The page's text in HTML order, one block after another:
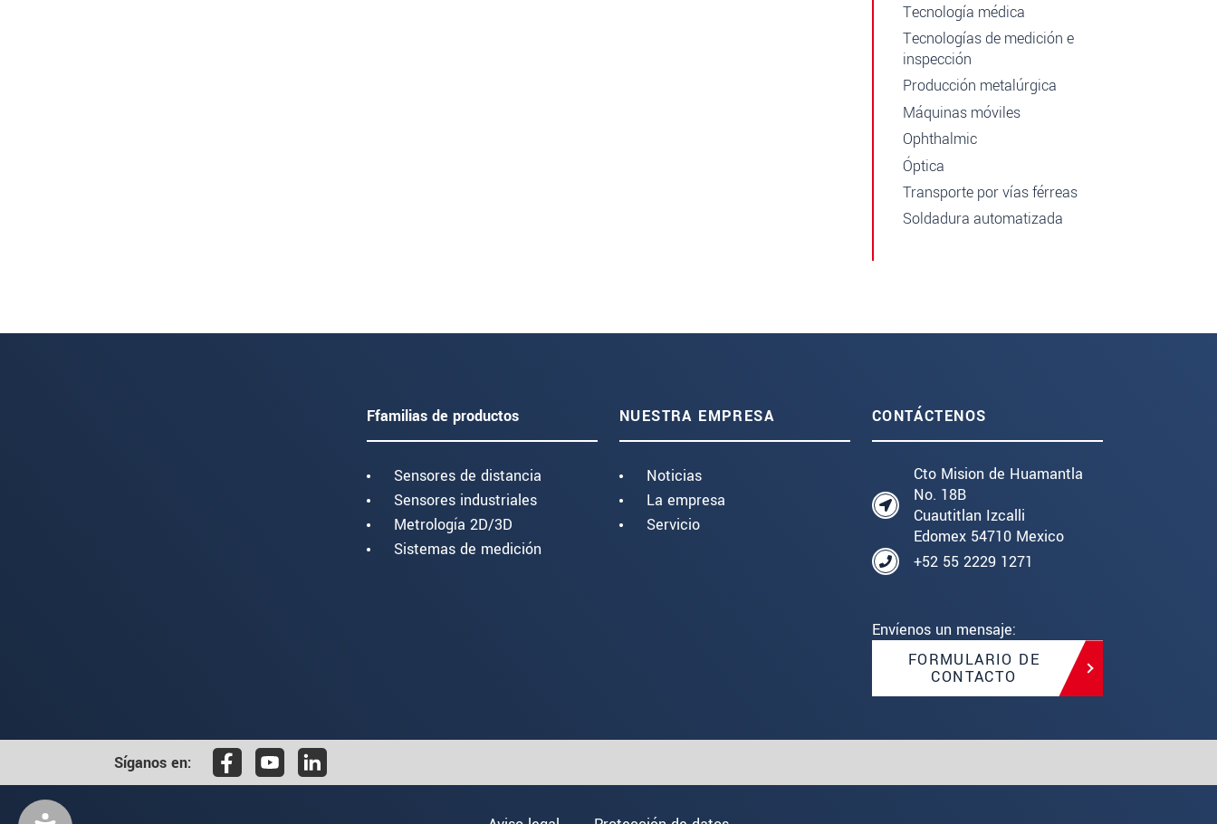
Tecnología médica
Tecnologías de medición e
inspección
Producción metalúrgica
Máquinas móviles
Ophthalmic
Óptica
Transporte por vías férreas
Soldadura automatizada
Ffamilias de productos
Sensores de distancia
Sensores industriales
Metrología 2D/3D
Sistemas de medición
NUESTRA EMPRESA
Noticias
La empresa
Servicio
CONTÁCTENOS
Cto Mision de Huamantla
No. 18B
Cuautitlan Izcalli
Edomex 54710 Mexico
+52 55 2229 1271
Envíenos un mensaje:
FORMULARIO DE
CONTACTO
Síganos en: